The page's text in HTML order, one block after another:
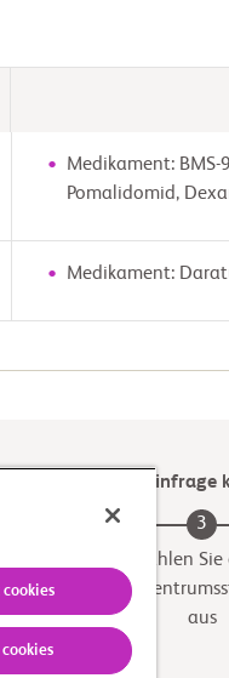
Medikament:
Pomalidomid,
Medikament:
Studien für Sie infrage
3
Wählen
aus